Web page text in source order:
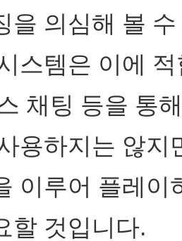
을 의심해 볼
스템은 이에
채팅 등을 통
용하지는 않지
이루어 플레
할 것입니다.